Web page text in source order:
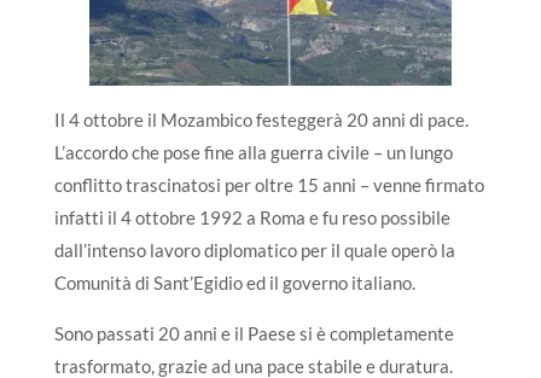
Il 4 ottobre il Mozambico festeggerà 20 anni di pace.
L’accordo che pose fine alla guerra civile – un lungo
conflitto trascinatosi per oltre 15 anni – venne firmato
infatti il 4 ottobre 1992 a Roma e fu reso possibile
dall’intenso lavoro diplomatico per il quale operò la
Comunità di Sant’Egidio ed il governo italiano.
Sono passati 20 anni e il Paese si è completamente
trasformato, grazie ad una pace stabile e duratura.